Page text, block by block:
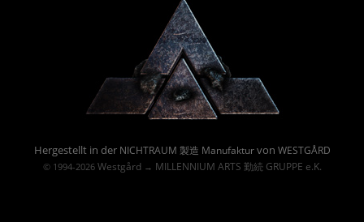
Hergestellt in der NICHTRAUM 製造 Manufakturvon WESTGÅRD
© 1994-2026 Westgård→ MILLENNIUM ARTS 勤続 GRUPPE e.K.
Powered By :